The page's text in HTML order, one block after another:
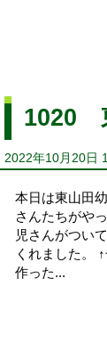
1020
2022年10月20日
本日は東山田
さんたちがや
児さんがつい
くれました。
作った...